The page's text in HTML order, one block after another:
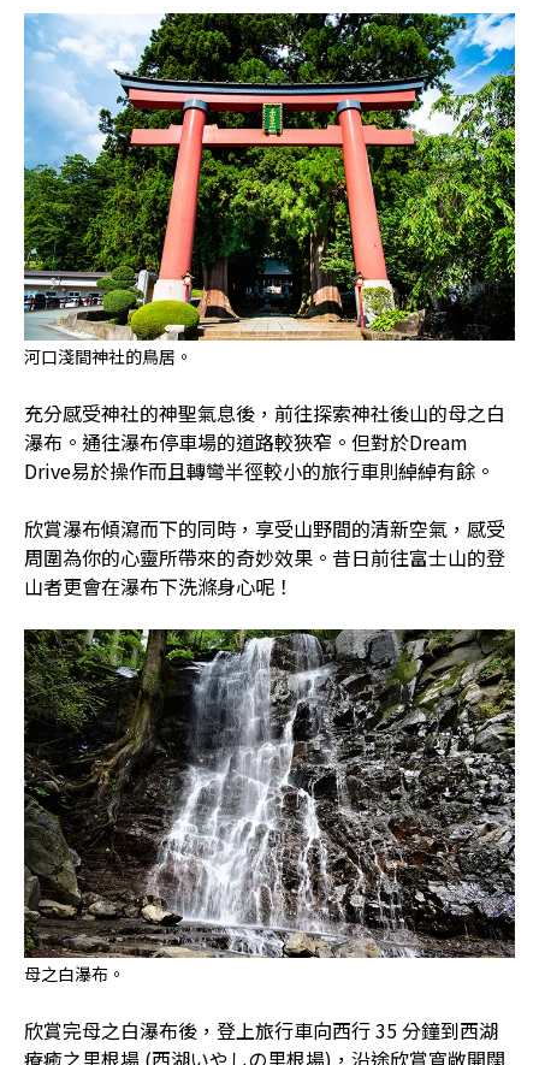
河口淺間神社的鳥居。
充分感受神社的神聖氣息後，前往探索神社後山的母之白
瀑布。通往瀑布停車場的道路較狹窄。但對於Dream
Drive易於操作而且轉彎半徑較小的旅行車則綽綽有餘。
欣賞瀑布傾瀉而下的同時，享受山野間的清新空氣，感受
周圍為你的心靈所帶來的奇妙效果。昔日前往富士山的登
山者更會在瀑布下洗滌身心呢！
母之白瀑布。
欣賞完母之白瀑布後，登上旅行車向西行 35 分鐘到西湖
療癒之里根場 (西湖いやしの里根場)，沿途欣賞寬敞開闊